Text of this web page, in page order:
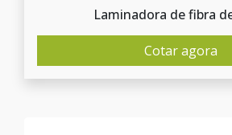
Laminadora de fibra
Cotar agora